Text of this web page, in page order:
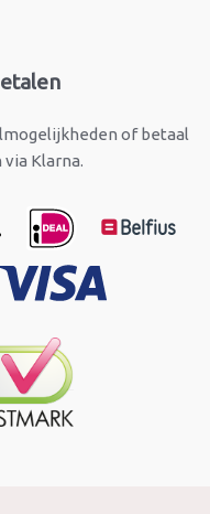
of betaal
via Klarna.